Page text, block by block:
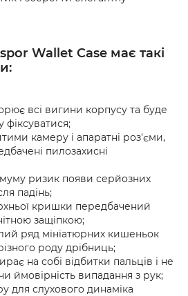
Wallet Case має такі
всі вигини корпусу та буде
фіксуватися;
камеру і апаратні роз'єми,
пилозахисні
ризик появи серйозних
падінь;
кришки передбачений
защіпкою;
ряд мініатюрних кишеньок
роду дрібниць;
на собі відбитки пальців і не
ймовірність випадання з рук;
для слухового динаміка